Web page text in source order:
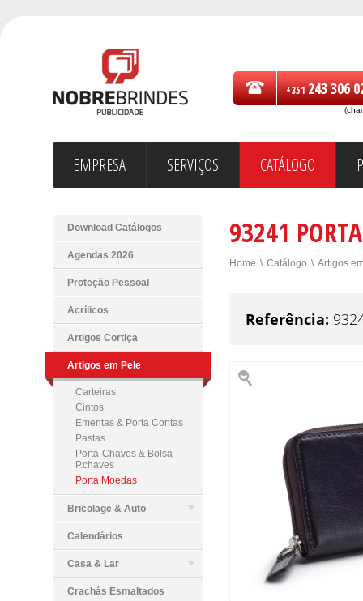
+351243 306
EMPRESA SERVIÇOS CATÁLOGO
Download Catálogos
Agendas 2026
Proteção Pessoal
Acrílicos
Artigos Cortiça
Artigos em Pele
Carteiras
Cintos
Ementas & Porta Contas
Pastas
Porta-Chaves & Bolsa
P.chaves
Porta Moedas
Bricolage & Auto
Calendários
Casa & Lar
Crachás Esmaltados
93241
Home \ Catálogo \ Artigos
Referência: